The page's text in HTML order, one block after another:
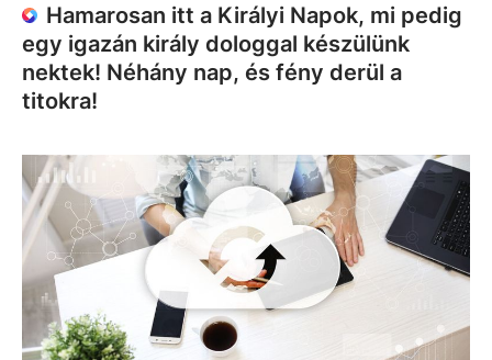
Hamarosan itt a Királyi Napok, mi pedig
egy igazán király dologgal készülünk
nektek! Néhány nap, és fény derül a
titokra!